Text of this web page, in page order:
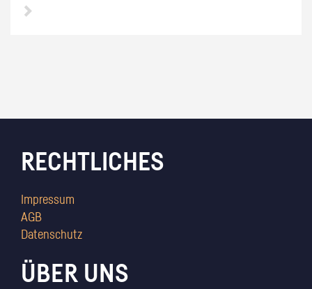
RECHTLICHES
Impressum
AGB
Datenschutz
ÜBER UNS